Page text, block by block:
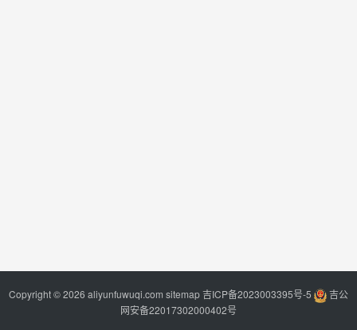
Copyright © 2026 aliyunfuwuqi.com sitemap吉ICP备2023003395号-5
吉公
网安备22017302000402号